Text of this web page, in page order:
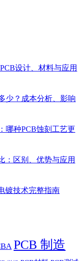
设计、材料与应用
少？成本分析、影响
哪种PCB蚀刻工艺更
：区别、优势与应用
镀技术完整指南
PCB 制造